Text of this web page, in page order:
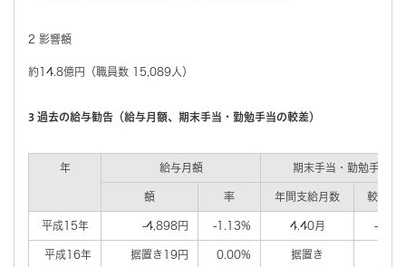
2 影響額
約14.8億円（職員数 15,089人）
3 過去の給与勧告（給与月額、期末手当・勤勉手当の較差）
年 給与月額 期末手当・勤勉手当
額 率 年間支給月数 較差月
平成15年 -4,898円 -1.13% 4.40月 -0.25
平成16年 据置き19円 0.00% 据置き